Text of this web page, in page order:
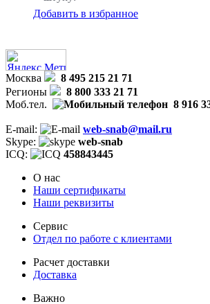
Добавить в избранное
Москва
8 495 215 21 71
Регионы
8 800 333 21 71
Моб.тел.
8 916
E-mail:
web-snab@mail.ru
Skype:
web-snab
ICQ:
458843445
О нас
Наши сертификаты
Наши реквизиты
Сервис
Отдел по работе с клиентами
Расчет доставки
Доставка
Важно